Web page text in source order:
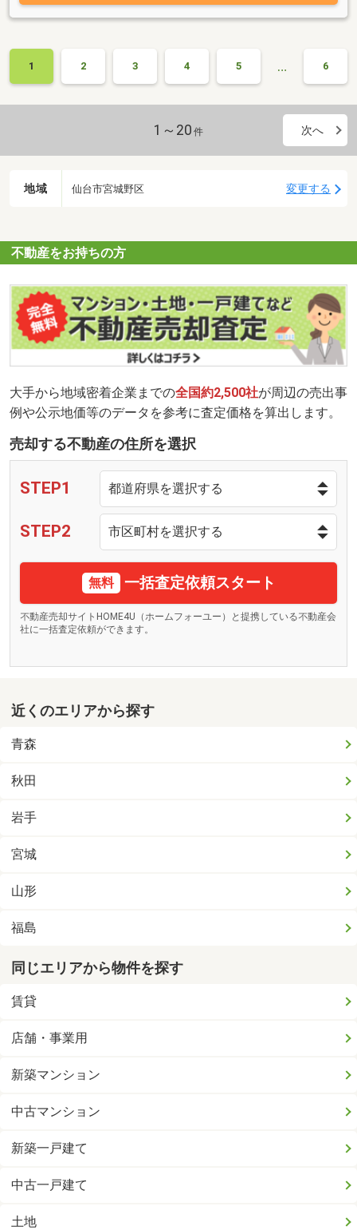
1 2 3 4 5 … 6
1～20 件 次へ
地域 仙台市宮城野区 変更する
不動産をお持ちの方
大手から地域密着企業までの全国約2,500社が周辺の売出事
例や公示地価等のデータを参考に査定価格を算出します。
売却する不動産の住所を選択
STEP1
STEP2
無料 一括査定依頼スタート
不動産売却サイトHOME4U（ホームフォーユー）と提携している不動産会
社に一括査定依頼ができます。
近くのエリアから探す
青森
秋田
岩手
宮城
山形
福島
同じエリアから物件を探す
賃貸
店舗・事業用
新築マンション
中古マンション
新築一戸建て
中古一戸建て
土地